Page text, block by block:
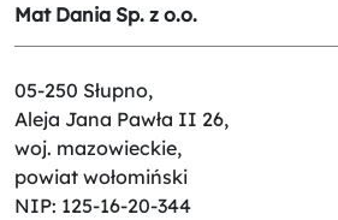
Mat Dania Sp. z o.o.
05-250 Słupno,
Aleja Jana Pawła II 26,
woj. mazowieckie,
powiat wołomiński
NIP: 125-16-20-344